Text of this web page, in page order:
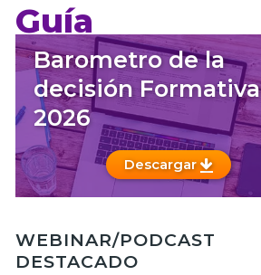
Guía
Barometro de la
decisión Formativa
2026
Descargar
WEBINAR/PODCAST
DESTACADO